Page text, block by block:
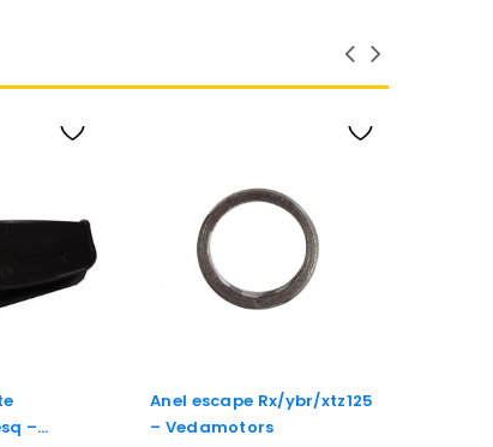
–
Anel escape Rx/ybr/xtz125
– Vedamotors